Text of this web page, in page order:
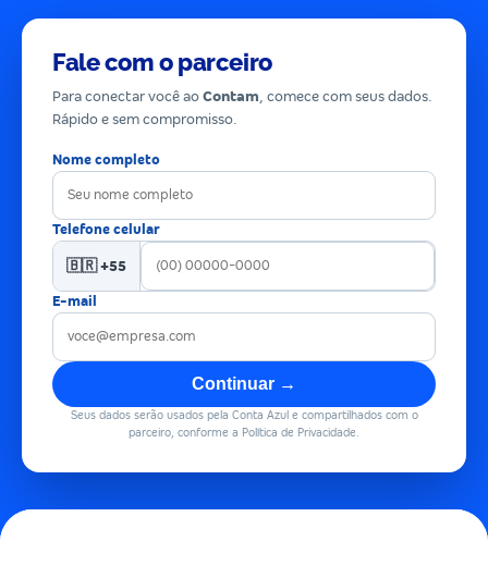
Fale com o parceiro
Para conectar você ao Contam, comece com seus dados.
Rápido e sem compromisso.
Nome completo
Telefone celular
🇧🇷 +55
E-mail
Continuar →
Seus dados serão usados pela Conta Azul e compartilhados com o
parceiro, conforme a Política de Privacidade.